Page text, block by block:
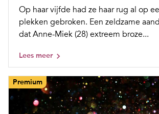
Op haar vijfde had ze haar rug al op
plekken gebroken. Een zeldzame
dat Anne-Miek (28) extreem broze...
Lees meer
Premium